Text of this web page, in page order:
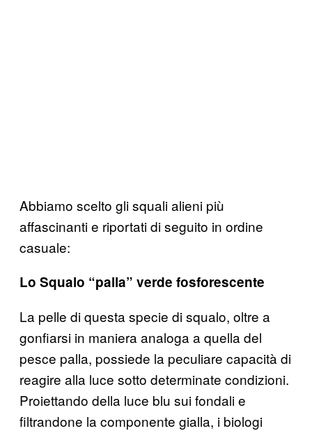
Abbiamo scelto gli squali alieni più
affascinanti e riportati di seguito in ordine
casuale:
Lo Squalo “palla” verde fosforescente
La pelle di questa specie di squalo, oltre a
gonfiarsi in maniera analoga a quella del
pesce palla, possiede la peculiare capacità di
reagire alla luce sotto determinate condizioni.
Proiettando della luce blu sui fondali e
filtrandone la componente gialla, i biologi